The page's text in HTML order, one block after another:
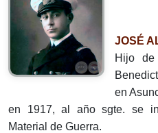
JOSÉ
Hijo
en
en 1917, al año sgte. se
Material de Guerra.